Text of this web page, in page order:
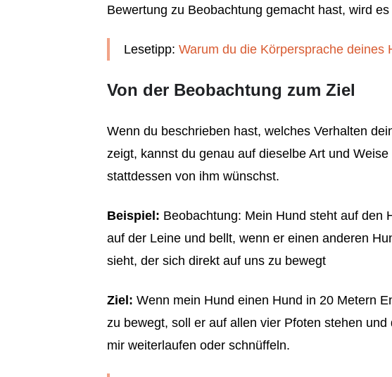
Bewertung zu Beobachtung gemacht hast, wird
Lesetipp: Warum du die Körpersprache deines
Von der Beobachtung zum Ziel
Wenn du beschrieben hast, welches Verhalten
zeigt, kannst du genau auf dieselbe Art und
stattdessen von ihm wünschst.
Beispiel: Beobachtung: Mein Hund steht auf den
auf der Leine und bellt, wenn er einen anderen
sieht, der sich direkt auf uns zu bewegt
Ziel: Wenn mein Hund einen Hund in 20 Metern
zu bewegt, soll er auf allen vier Pfoten stehen
mir weiterlaufen oder schnüffeln.